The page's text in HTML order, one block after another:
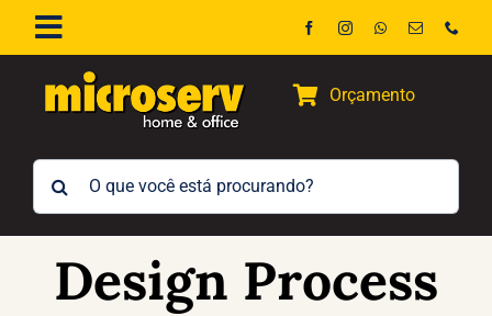
conteúdo
Toggle
Navigation
Início
A Empresa
Contato
Orçamento
resultados
para:
Design Process